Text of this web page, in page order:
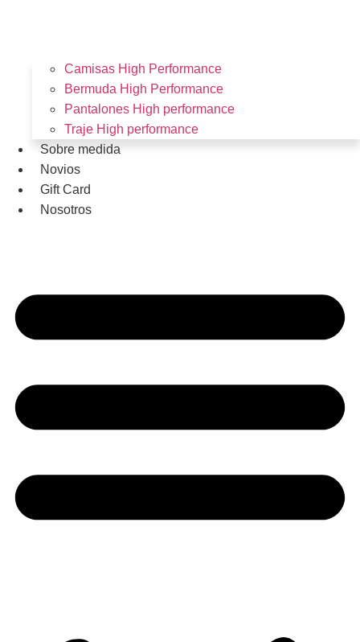
Camisas High Performance
Bermuda High Performance
Pantalones High performance
Traje High performance
Sobre medida
Novios
Gift Card
Nosotros